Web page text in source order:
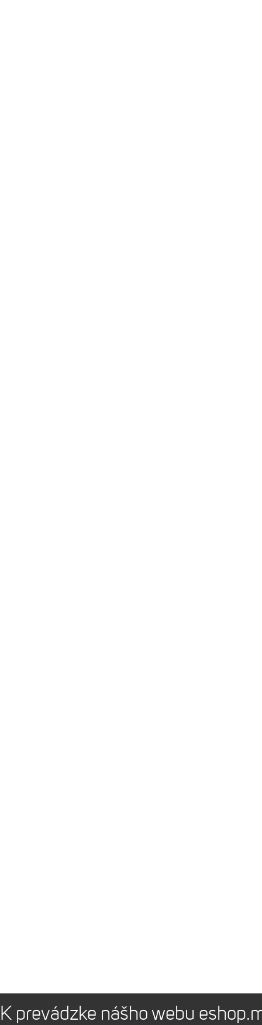
K prevádzke nášho webu